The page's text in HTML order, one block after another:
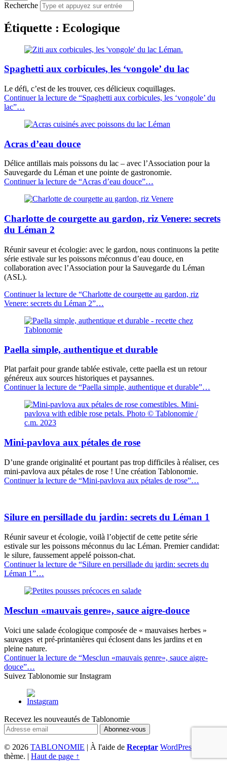
Recherche
Étiquette : Ecologique
Spaghetti aux corbicules, les ‘vongole’ du lac
Le défi, c’est de les trouver, ces délicieux coquillages.
Continuer la lecture de “Spaghetti aux corbicules, les ‘vongole’ du
lac”…
Acras d’eau douce
Délice antillais mais poissons du lac – avec l’Association pour la
Sauvegarde du Léman et une pointe de gastronomie.
Continuer la lecture de “Acras d’eau douce”…
Charlotte de courgette au gardon, riz Venere: secrets
du Léman 2
Réunir saveur et écologie: avec le gardon, nous continuons la petite
série estivale sur les poissons méconnus d’eau douce, en
collaboration avec l’Association pour la Sauvegarde du Léman
(ASL).
Continuer la lecture de “Charlotte de courgette au gardon, riz
Venere: secrets du Léman 2”…
Paella simple, authentique et durable
Plat parfait pour grande tablée estivale, cette paella est un retour
généreux aux sources historiques et paysannes.
Continuer la lecture de “Paella simple, authentique et durable”…
Mini-pavlova aux pétales de rose
D’une grande originalité et pourtant pas trop difficiles à réaliser, ces
mini-pavlova aux pétales de rose ! Une création Tablonomie.
Continuer la lecture de “Mini-pavlova aux pétales de rose”…
Silure en persillade du jardin: secrets du Léman 1
Réunir saveur et écologie, voilà l’objectif de cette petite série
estivale sur les poissons méconnus du lac Léman. Premier candidat:
le silure, faussement appelé poisson-chat.
Continuer la lecture de “Silure en persillade du jardin: secrets du
Léman 1”…
Mesclun «mauvais genre», sauce aigre-douce
Voici une salade écologique composée de « mauvaises herbes »
sauvages et pré-printanières qui éclosent dans les jardins et en
pleine nature.
Continuer la lecture de “Mesclun «mauvais genre», sauce aigre-
douce”…
Suivez Tablonomie sur Instagram
Recevez les nouveautés de Tablonomie
© 2026 TABLONOMIE | À l'aide de Receptar WordPress
thème. | Haut de page ↑